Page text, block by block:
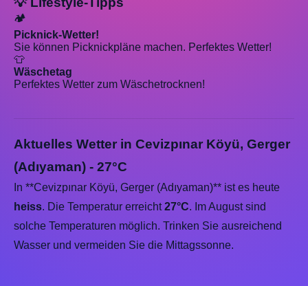
🏕️
Picknick-Wetter!
Sie können Picknickpläne machen. Perfektes Wetter!
👕
Wäschetag
Perfektes Wetter zum Wäschetrocknen!
Aktuelles Wetter in Cevizpınar Köyü, Gerger
(Adıyaman) - 27°C
In **Cevizpınar Köyü, Gerger (Adıyaman)** ist es heute
heiss. Die Temperatur erreicht27°C. Im August sind
solche Temperaturen möglich. Trinken Sie ausreichend
Wasser und vermeiden Sie die Mittagssonne.